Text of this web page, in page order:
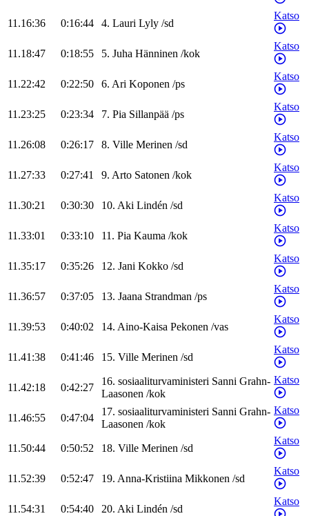
11.16:36 0:16:44 4. Lauri Lyly /sd
Katso
11.18:47 0:18:55 5. Juha Hänninen /kok
Katso
11.22:42 0:22:50 6. Ari Koponen /ps
Katso
11.23:25 0:23:34 7. Pia Sillanpää /ps
Katso
11.26:08 0:26:17 8. Ville Merinen /sd
Katso
11.27:33 0:27:41 9. Arto Satonen /kok
Katso
11.30:21 0:30:30 10. Aki Lindén /sd
Katso
11.33:01 0:33:10 11. Pia Kauma /kok
Katso
11.35:17 0:35:26 12. Jani Kokko /sd
Katso
11.36:57 0:37:05 13. Jaana Strandman /ps
Katso
11.39:53 0:40:02 14. Aino-Kaisa Pekonen /vas
Katso
11.41:38 0:41:46 15. Ville Merinen /sd
Katso
11.42:18 0:42:27
16. sosiaaliturvaministeri Sanni Grahn-
Laasonen /kok
Katso
11.46:55 0:47:04
17. sosiaaliturvaministeri Sanni Grahn-
Laasonen /kok
Katso
11.50:44 0:50:52 18. Ville Merinen /sd
Katso
11.52:39 0:52:47 19. Anna-Kristiina Mikkonen /sd
Katso
11.54:31 0:54:40 20. Aki Lindén /sd
Katso